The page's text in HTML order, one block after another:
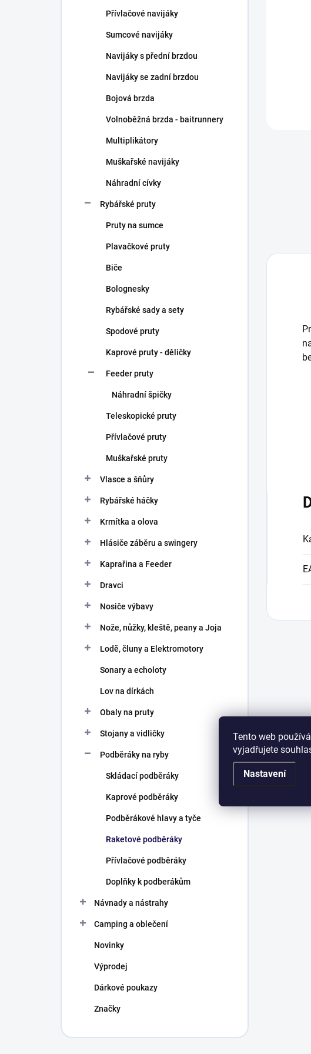
Tento web
vyjadřujete
Nastavení
Přívlačové navijáky
Sumcové navijáky
Navijáky s přední brzdou
Navijáky se zadní brzdou
Bojová brzda
Volnoběžná brzda - baitrunnery
Multiplikátory
Muškařské navijáky
Náhradní cívky
Rybářské pruty
Pruty na sumce
Plavačkové pruty
Biče
Bolognesky
Rybářské sady a sety
Spodové pruty
Kaprové pruty - děličky
Feeder pruty
Náhradní špičky
Teleskopické pruty
Přívlačové pruty
Muškařské pruty
Vlasce a šňůry
Rybářské háčky
Krmítka a olova
Hlásiče záběru a swingery
Kaprařina a Feeder
Dravci
Nosiče výbavy
Nože, nůžky, kleště, peany a Joja
Lodě, čluny a Elektromotory
Sonary a echoloty
Lov na dírkách
Obaly na pruty
Stojany a vidličky
Podběráky na ryby
Skládací podběráky
Kaprové podběráky
Podběrákové hlavy a tyče
Raketové podběráky
Přívlačové podběráky
Doplňky k podberákům
Návnady a nástrahy
Camping a oblečení
Novinky
Výprodej
Dárkové poukazy
Značky